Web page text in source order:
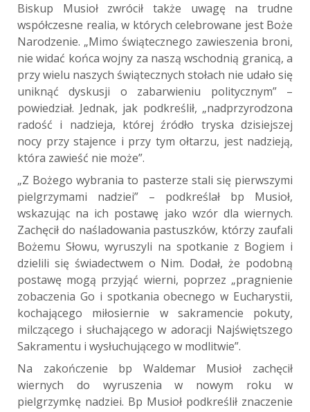
Biskup Musioł zwrócił także uwagę na trudne
współczesne realia, w których celebrowane jest Boże
Narodzenie. „Mimo świątecznego zawieszenia broni,
nie widać końca wojny za naszą wschodnią granicą, a
przy wielu naszych świątecznych stołach nie udało się
uniknąć dyskusji o zabarwieniu politycznym” –
powiedział. Jednak, jak podkreślił, „nadprzyrodzona
radość i nadzieja, której źródło tryska dzisiejszej
nocy przy stajence i przy tym ołtarzu, jest nadzieją,
która zawieść nie może”.
„Z Bożego wybrania to pasterze stali się pierwszymi
pielgrzymami nadziei” – podkreślał bp Musioł,
wskazując na ich postawę jako wzór dla wiernych.
Zachęcił do naśladowania pastuszków, którzy zaufali
Bożemu Słowu, wyruszyli na spotkanie z Bogiem i
dzielili się świadectwem o Nim. Dodał, że podobną
postawę mogą przyjąć wierni, poprzez „pragnienie
zobaczenia Go i spotkania obecnego w Eucharystii,
kochającego miłosiernie w sakramencie pokuty,
milczącego i słuchającego w adoracji Najświętszego
Sakramentu i wysłuchującego w modlitwie”.
Na zakończenie bp Waldemar Musioł zachęcił
wiernych do wyruszenia w nowym roku w
pielgrzymkę nadziei. Bp Musioł podkreślił znaczenie